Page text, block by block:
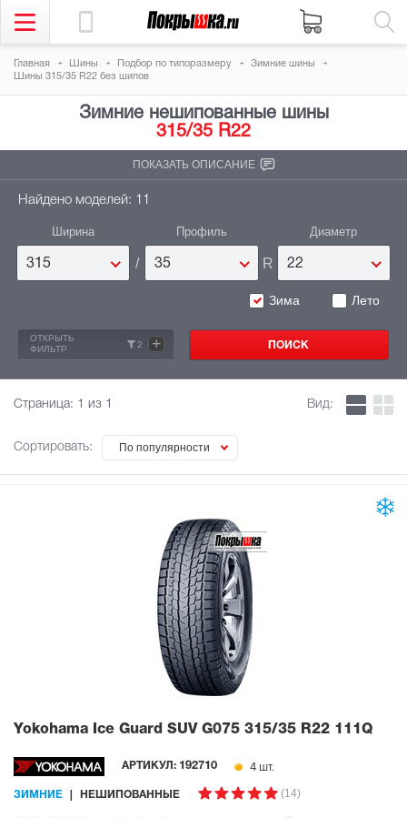
Главная Шины Подбор по типоразмеру
Зимние шины
Шины 315/35 R22 без шипов
Зимние нешипованные шины
315/35 R22
ПОКАЗАТЬ ОПИСАНИЕ
Найдено моделей: 11
Ширина
315 /
Профиль
35 R
Диаметр
22
Зима Лето
ОТКРЫТЬ
ФИЛЬТР
2 +
Страница: 1 из 1
Сортировать: По популярности
Вид:
Yokohama Ice Guard SUV G075 315/35 R22 111Q
АРТИКУЛ: 192710 4 шт.
ЗИМНИЕ НЕШИПОВАННЫЕ (14)